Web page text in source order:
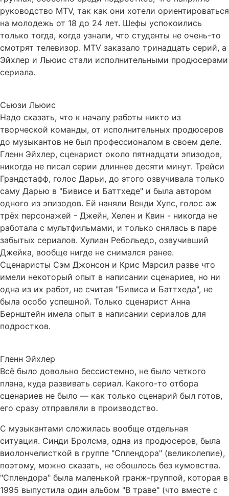
руководство MTV, так как они хотели ориентироваться
на молодежь от 18 до 24 лет. Шефы успокоились
только тогда, когда узнали, что студенты не очень-то
смотрят телевизор. MTV заказало тринадцать серий, а
Эйхлер и Льюис стали исполнительными продюсерами
сериала.
Сьюзи Льюис
Надо сказать, что к началу работы никто из
творческой команды, от исполнительных продюсеров
до музыкантов не был профессионалом в своем деле.
Гленн Эйхлер, сценарист около пятнадцати эпизодов,
никогда не писал серии длиннее десяти минут. Трейси
Грандстафф, голос Дарьи, до этого озвучивала только
саму Дарью в "Бивисе и Баттхеде" и была автором
одного из эпизодов. Ей наняли Венди Хупс, голос аж
трёх персонажей - Джейн, Хелен и Квин - никогда не
работала с мультфильмами, и только снялась в паре
забытых сериалов. Хулиан Ребольедо, озвучивший
Джейка, вообще нигде не снимался ранее.
Сценаристы Сэм Джонсон и Крис Марсил разве что
имели некоторый опыт в написании сценариев, но ни
одна из их работ, не считая "Бивиса и Баттхеда", не
была особо успешной. Только сценарист Анна
Бернштейн имела опыт в написании сериалов для
подростков.
Гленн Эйхлер
Всё было довольно бессистемно, не было четкого
плана, куда развивать сериал. Какого-то отбора
сценариев не было — как только сценарий был готов,
его сразу отправляли в производство.
С музыкантами сложилась вообще отдельная
ситуация. Синди Бролсма, одна из продюсеров, была
виолончелисткой в группе "Сплендора" (великолепие),
поэтому, можно сказать, не обошлось без кумовства.
"Сплендора" была маленькой гранж-группой, которая в
1995 выпустила один альбом "В траве" (что вместе с